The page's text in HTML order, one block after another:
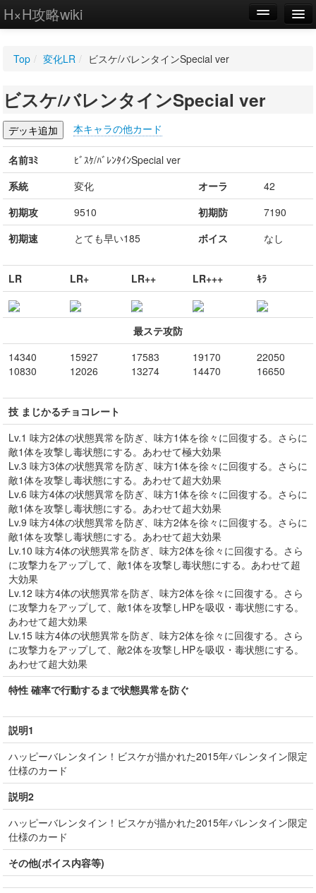
H×H攻略wiki
WIKI
設定
Top / 変化LR / ビスケ/バレンタインSpecial ver
ビスケ/バレンタインSpecial ver
本キャラの他カード
名前ﾖﾐ
ﾋﾞｽｹ/ﾊﾞﾚﾝﾀｲﾝSpecial ver
系統
変化 オーラ
42
初期攻
9510 初期防
7190
初期速
とても早い185 ボイス なし
LR LR+ LR++ LR+++ ｷﾗ
最ステ攻防
14340
10830
15927
12026
17583
13274
19170
14470
22050
16650
技 まじかるチョコレート
Lv.1 味方2体の状態異常を防ぎ、味方1体を徐々に回復する。さらに
敵1体を攻撃し毒状態にする。あわせて極大効果
Lv.3 味方3体の状態異常を防ぎ、味方1体を徐々に回復する。さらに
敵1体を攻撃し毒状態にする。あわせて超大効果
Lv.6 味方4体の状態異常を防ぎ、味方1体を徐々に回復する。さらに
敵1体を攻撃し毒状態にする。あわせて超大効果
Lv.9 味方4体の状態異常を防ぎ、味方2体を徐々に回復する。さらに
敵1体を攻撃し毒状態にする。あわせて超大効果
Lv.10 味方4体の状態異常を防ぎ、味方2体を徐々に回復する。さら
に攻撃力をアップして、敵1体を攻撃し毒状態にする。あわせて超
大効果
Lv.12 味方4体の状態異常を防ぎ、味方2体を徐々に回復する。さら
に攻撃力をアップして、敵1体を攻撃しHPを吸収・毒状態にする。
あわせて超大効果
Lv.15 味方4体の状態異常を防ぎ、味方2体を徐々に回復する。さら
に攻撃力をアップして、敵2体を攻撃しHPを吸収・毒状態にする。
あわせて超大効果
特性 確率で行動するまで状態異常を防ぐ
説明1
ハッピーバレンタイン！ビスケが描かれた2015年バレンタイン限定
仕様のカード
説明2
ハッピーバレンタイン！ビスケが描かれた2015年バレンタイン限定
仕様のカード
その他(ボイス内容等)